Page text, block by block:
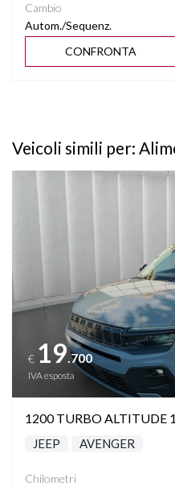
Cambio
Autom./Sequenz.
CONFRONTA
Veicoli simili per:
Vedi dettagli
€ 19.700
IVA esposta
1200 TURBO ALTITUDE
JEEP AVENGER
Chilometri